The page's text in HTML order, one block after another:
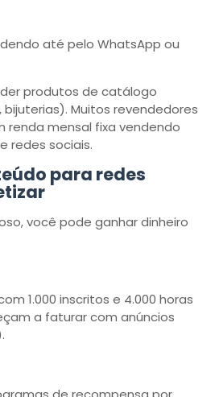
até pelo WhatsApp ou
produtos de catálogo
Muitos revendedores
renda mensal fixa vendendo
redes sociais.
para redes
você pode ganhar dinheiro
1.000 inscritos e 4.000 horas
a faturar com anúncios